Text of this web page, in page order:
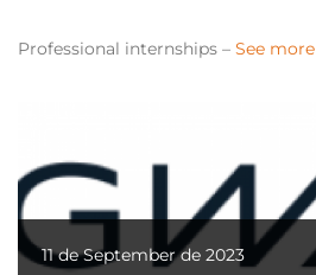
Professional internships – See more
11 de September de 2023